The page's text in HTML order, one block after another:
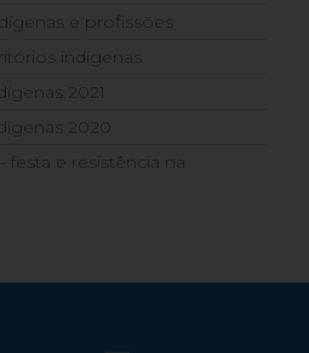
e profissões
indígenas
2021
2020
festa e resistência na